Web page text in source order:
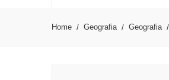
Home Geografia Geografia